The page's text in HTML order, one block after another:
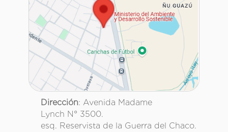
Dirección: Avenida Madame
Lynch N° 3500.
esq. Reservista de la Guerra del Chaco.